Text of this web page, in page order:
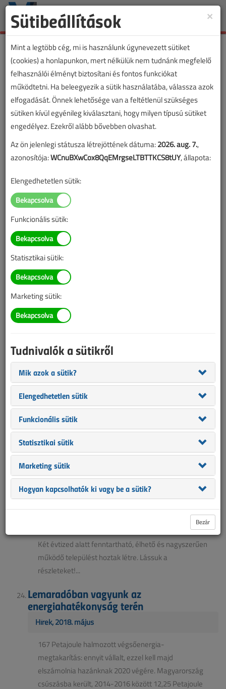
Toggle
Címke: Energiahatékonyság
„Energiahatékonyság” címkével jelölt
tartalmak
1 2 3
Blog, 2018. június
Az alábbi videó bemutatja, hogyan működik a
szélturbina, mi a mechanizmusa, illetve hogyan
termelnek áramot....
Nagypáli, a magyar csodafalu
Blog, 2018. május
Két évtized alatt fenntartható, élhető és nagyszerűen
működő települést hoztak létre. Lássuk a
részleteket!...
Nagypáli, a magyar csodafalu
Két évtized alatt fenntartható, élhető és nagyszerűen
működő települést hoztak létre. Lássuk a
részleteket!...
Lemaradóban vagyunk az
energiahatékonyság terén
Hírek, 2018. május
167 Petajoule halmozott végsőenergia-
megtakarítás: ennyit vállalt, ezzel kell majd
elszámolnia hazánknak 2020 végére. Magyarország
csúszásba került, 2014-2016 között 12,25 Petajoule
×
Sütibeállítások
Mint a legtöbb cég, mi is használunk úgynevezett sütiket
(cookies) a honlapunkon, mert nélkülük nem tudnánk megfelelő
felhasználói élményt biztosítani és fontos funkciókat
működtetni. Ha beleegyezik a sütik használatába, válassza azok
elfogadását. Önnek lehetősége van a feltétlenül szükséges
sütiken kívül egyénileg kiválasztani, hogy milyen típusú sütiket
engedélyez. Ezekről alább bővebben olvashat.
Az ön jelenlegi státusza létrejöttének dátuma:2026. aug. 7.,
azonosítója:WCnuBXwCox8QqEMrgseLTBTTKCS8tUY, állapota:
Elengedhetetlen sütik:
Funkcionális sütik:
Statisztikai sütik:
Marketing sütik:
Tudnivalók a sütikről
Mik azok a sütik?
Elengedhetetlen sütik
Funkcionális sütik
Statisztikai sütik
Marketing sütik
Hogyan kapcsolhatók ki vagy be a sütik?
Bezár